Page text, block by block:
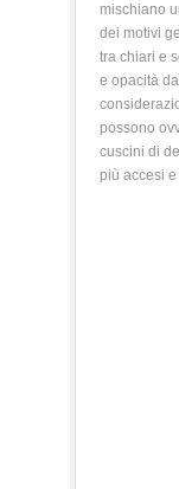
mischiano
dei motivi
tra chiari e
e opacità
possono
cuscini di
più accesi